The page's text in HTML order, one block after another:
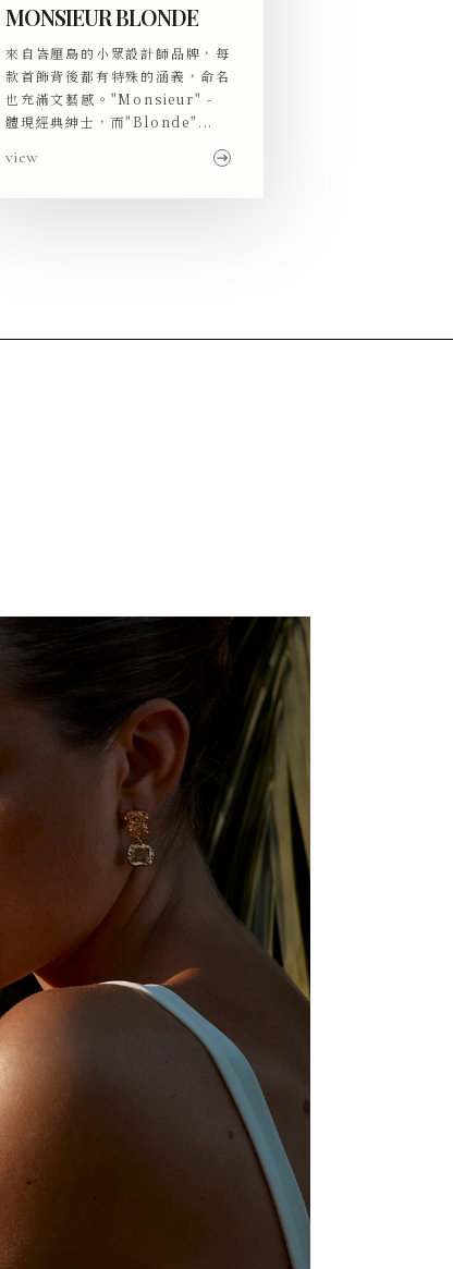
MONSIEUR BLONDE
來自峇厘島的小眾設計師品牌，每
款首飾背後都有特殊的涵義，命名
也充滿文藝感。"Monsieur" -
體現經典紳士，而"Blonde"...
view